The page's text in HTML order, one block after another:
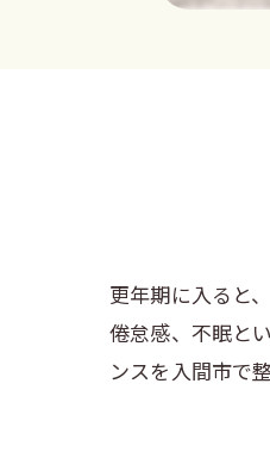
更年期に入ると
倦怠感、不眠と
ンスを入間市で整